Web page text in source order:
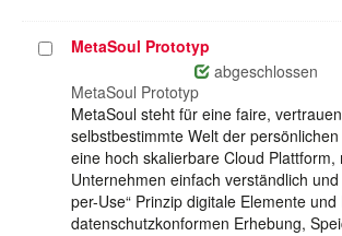
ProjektMetaSoul Prototyp
abgeschlossen
MetaSoul Prototyp
MetaSoul steht für eine faire,
selbstbestimmte Welt der
eine hoch skalierbare Cloud Plattform,
Unternehmen einfach verständlich
per-Use“ Prinzip digitale Elemente
datenschutzkonformen Erhebung,